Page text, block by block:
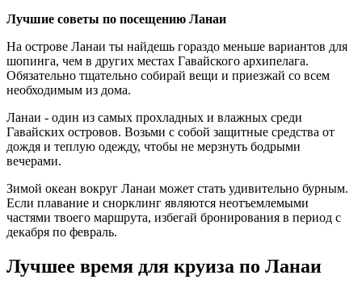
Лучшие советы по посещению Ланаи
На острове Ланаи ты найдешь гораздо меньше вариантов для
шопинга, чем в других местах Гавайского архипелага.
Обязательно тщательно собирай вещи и приезжай со всем
необходимым из дома.
Ланаи - один из самых прохладных и влажных среди
Гавайских островов. Возьми с собой защитные средства от
дождя и теплую одежду, чтобы не мерзнуть бодрыми
вечерами.
Зимой океан вокруг Ланаи может стать удивительно бурным.
Если плавание и снорклинг являются неотъемлемыми
частями твоего маршрута, избегай бронирования в период с
декабря по февраль.
Лучшее время для круиза по Ланаи